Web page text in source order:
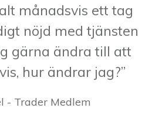
månadsvis ett tag
nöjd med tjänsten
gärna ändra till att
hur ändrar jag?”
- Trader Medlem